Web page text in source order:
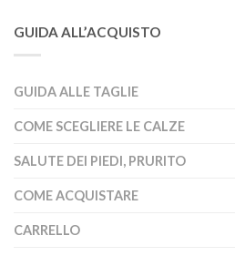
GUIDA ALL’ACQUISTO
GUIDA ALLE TAGLIE
COME SCEGLIERE LE CALZE
SALUTE DEI PIEDI, PRURITO
COME ACQUISTARE
CARRELLO